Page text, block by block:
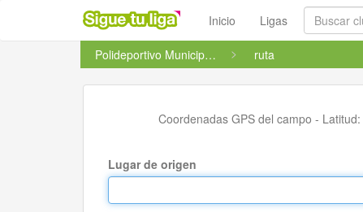
Inicio Ligas
Polideportivo Municipal de Altabix ruta
Coordenadas GPS del campo - Latitud:
Lugar de origen